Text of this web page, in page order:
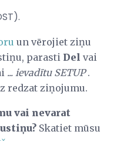
un vērojiet ziņu
parasti Del vai
... ievadītu SETUP.
redzat ziņojumu.
vai nevarat
Skatiet mūsu